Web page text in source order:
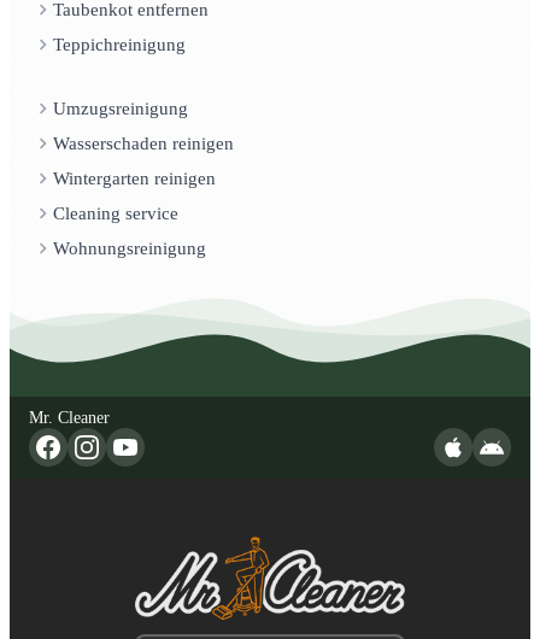
Taubenkot entfernen
Teppichreinigung
Umzugsreinigung
Wasserschaden reinigen
Wintergarten reinigen
Cleaning service
Wohnungsreinigung
Mr. Cleaner